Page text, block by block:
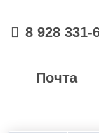
8 928 331-
Почта